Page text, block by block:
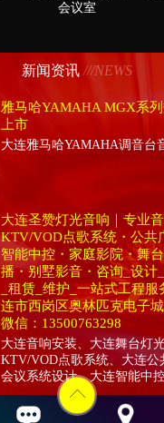
会议室
新闻资讯 ///NEWS
雅马哈YAMAHA MGX系
上市
大连雅马哈YAMAHA调音台
大连圣赞灯光音响｜专业
KTV/VOD点歌系统・公共
智能中控・家庭影院・舞
播・别墅影音・咨询_设计
_租赁_维护_一站式工程
连市西岗区奥林匹克电子
微信：13500763298
大连音响安装、大连舞台灯
KTV/VOD点歌系统、大连公
会议系统设计、大连智能中